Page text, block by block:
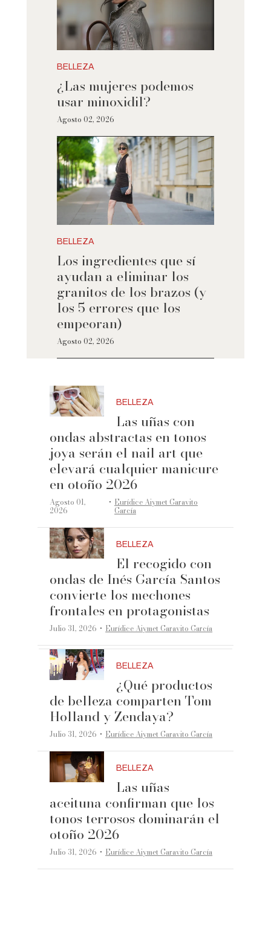
BELLEZA
¿Las mujeres podemos
usar minoxidil?
Agosto 02, 2026
BELLEZA
Los ingredientes que sí
ayudan a eliminar los
granitos de los brazos (y
los 5 errores que los
empeoran)
Agosto 02, 2026
BELLEZA
Las uñas con
ondas abstractas en tonos
joya serán el nail art que
elevará cualquier manicure
en otoño 2026
Agosto 01,
2026 ·Eurídice Aiymet Garavito
García
BELLEZA
El recogido con
ondas de Inés García Santos
convierte los mechones
frontales en protagonistas
Julio 31, 2026 ·Eurídice Aiymet Garavito García
BELLEZA
¿Qué productos
de belleza comparten Tom
Holland y Zendaya?
Julio 31, 2026 ·Eurídice Aiymet Garavito García
BELLEZA
Las uñas
aceituna confirman que los
tonos terrosos dominarán el
otoño 2026
Julio 31, 2026 ·Eurídice Aiymet Garavito García